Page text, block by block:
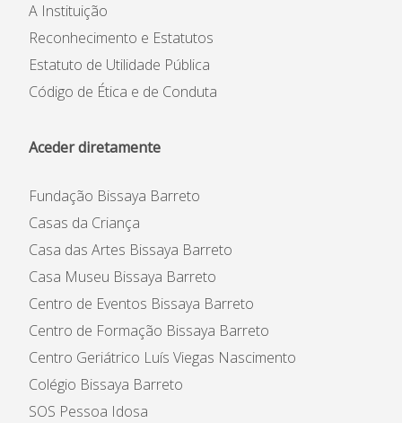
A Instituição
Reconhecimento e Estatutos
Estatuto de Utilidade Pública
Código de Ética e de Conduta
Aceder diretamente
Fundação Bissaya Barreto
Casas da Criança
Casa das Artes Bissaya Barreto
Casa Museu Bissaya Barreto
Centro de Eventos Bissaya Barreto
Centro de Formação Bissaya Barreto
Centro Geriátrico Luís Viegas Nascimento
Colégio Bissaya Barreto
SOS Pessoa Idosa